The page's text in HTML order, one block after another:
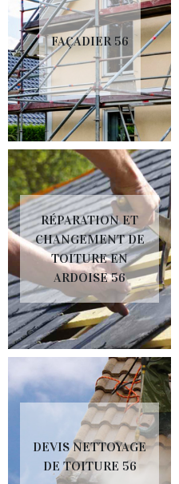
FAÇADIER 56
RÉPARATION ET
CHANGEMENT DE
TOITURE EN
ARDOISE 56
DEVIS NETTOYAGE
DE TOITURE 56